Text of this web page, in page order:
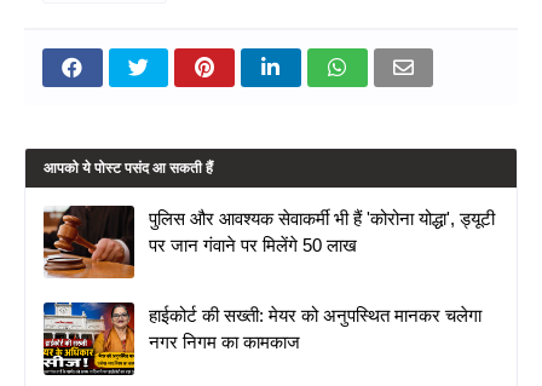
आपको ये पोस्ट पसंद आ सकती हैं
पुलिस और आवश्यक सेवाकर्मी भी हैं 'कोरोना योद्धा', ड्यूटी
पर जान गंवाने पर मिलेंगे 50 लाख
हाईकोर्ट की सख्ती: मेयर को अनुपस्थित मानकर चलेगा
नगर निगम का कामकाज